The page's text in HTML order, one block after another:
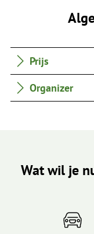
Prijs
Organizer
Wat wil je